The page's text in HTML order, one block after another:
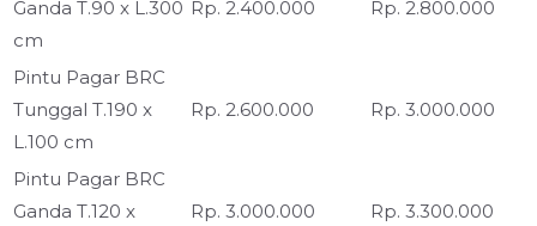
Ganda T.90 x L.300
cm
Rp. 2.400.000 Rp. 2.800.000
Pintu Pagar BRC
Tunggal T.190 x
L.100 cm
Rp. 2.600.000 Rp. 3.000.000
Pintu Pagar BRC
Ganda T.120 x
Rp. 3.000.000 Rp. 3.300.000